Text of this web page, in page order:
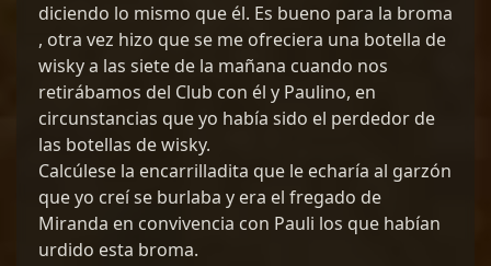
diciendo lo mismo que él. Es bueno para la broma
, otra vez hizo que se me ofreciera una botella de
wisky a las siete de la mañana cuando nos
retirábamos del Club con él y Paulino, en
circunstancias que yo había sido el perdedor de
las botellas de wisky.
Calcúlese la encarrilladita que le echaría al garzón
que yo creí se burlaba y era el fregado de
Miranda en convivencia con Pauli los que habían
urdido esta broma.